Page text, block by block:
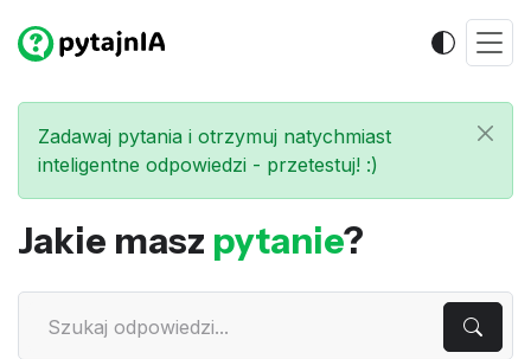
Zadawaj pytania i otrzymuj natychmiast
inteligentne odpowiedzi - przetestuj! :)
Jakie masz pytanie?